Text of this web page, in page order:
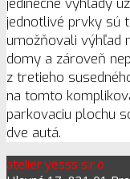
jednotlivé prvky sú
umožňovali výhľad
domy a zároveň
z tretieho
na tomto
parkovaciu plochu
dve autá.
atelier yesss s.r.o